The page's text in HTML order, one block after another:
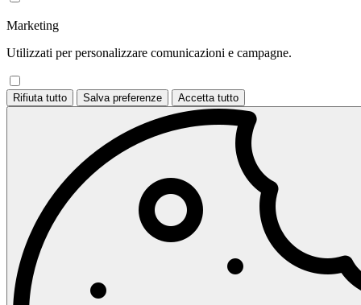
Marketing
Utilizzati per personalizzare comunicazioni e campagne.
Rifiuta tutto Salva preferenze Accetta tutto